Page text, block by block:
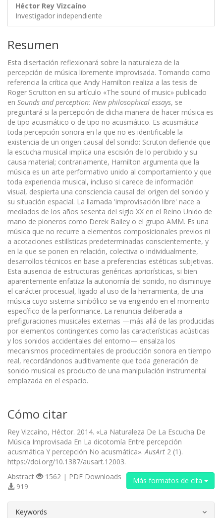
Héctor Rey Vizcaíno
Investigador independiente
Resumen
Esta disertación reflexionará sobre la naturaleza de la
percepción de música libremente improvi­sada. Tomando como
referencia la crítica que Andy Hamilton realiza a las tesis de
Roger Scrutton en su artículo «The sound of music» publicado
en Sounds and perception: New philosophical essays, se
preguntará si la percepción de dicha manera de hacer música es
de tipo acusmático o de tipo no acusmático. Es acusmática
toda percepción sonora en la que no es identificable la
existencia de un origen causal del sonido: Scruton defiende que
la escucha musical implica una escisión de lo percibido y su
causa material; contrariamente, Hamilton argumenta que la
música es un arte performativo unido al comportamiento y que
toda experiencia musical, incluso si carece de información
visual, despierta una consciencia causal del origen del sonido y
su situación espacial. La llamada 'improvisación libre' nace a
mediados de los años sesenta del siglo XX en el Reino Unido de
mano de pioneros como Derek Bailey o el grupo AMM. Es una
música que no recurre a elementos composicionales previos ni
a acotaciones estilísticas predeterminadas conscientemente, y
en la que se ponen en relación, colectiva o individualmente,
desarrollos técnicos en base a preferencias estéticas subjetivas.
Esta ausencia de estructuras genéricas apriorísticas, si bien
aparentemente enfatiza la autono­mía del sonido, no disminuye
el carácter procesual, ligado al uso de la herramienta, de una
música cuyo sistema simbólico se va erigiendo en el momento
específico de la performance. La renuncia deliberada a
prefiguraciones musicales externas —más allá de las producidas
por elementos contingentes como las características acústicas
y los sonidos accidentales del entorno— ensalza los
mecanismos procedimentales de producción sonora en tiempo
real, recordándonos auditivamente que toda generación de
sonido musical es producto de una manipulación instrumental
emplazada en el espacio.
Cómo citar
Rey Vizcaíno, Héctor. 2014. «La Naturaleza De La Escucha De
Música Improvisada En La dicotomía Entre percepción
acusmática Y percepción No acusmática». AusArt 2 (1).
https://doi.org/10.1387/ausart.12003.
Más formatos de cita
Abstract
1562 | PDF Downloads
919
Keywords